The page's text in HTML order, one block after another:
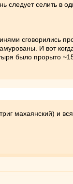
следует селить в
сговорились
И вот
было прорыто
махаянский) и